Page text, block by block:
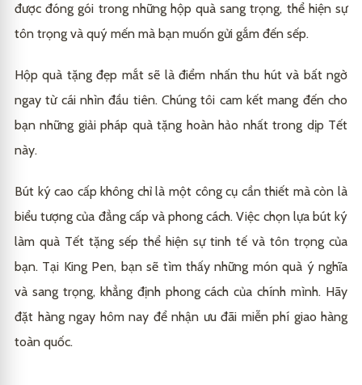
được đóng gói trong những hộp quà sang trọng, thể hiện sự
tôn trọng và quý mến mà bạn muốn gửi gắm đến sếp.
Hộp quà tặng đẹp mắt sẽ là điểm nhấn thu hút và bất ngờ
ngay từ cái nhìn đầu tiên. Chúng tôi cam kết mang đến cho
bạn những giải pháp quà tặng hoàn hảo nhất trong dịp Tết
này.
Bút ký cao cấp không chỉ là một công cụ cần thiết mà còn là
biểu tượng của đẳng cấp và phong cách. Việc chọn lựa bút ký
làm quà Tết tặng sếp thể hiện sự tinh tế và tôn trọng của
bạn. Tại King Pen, bạn sẽ tìm thấy những món quà ý nghĩa
và sang trọng, khẳng định phong cách của chính mình. Hãy
đặt hàng ngay hôm nay để nhận ưu đãi miễn phí giao hàng
toàn quốc.